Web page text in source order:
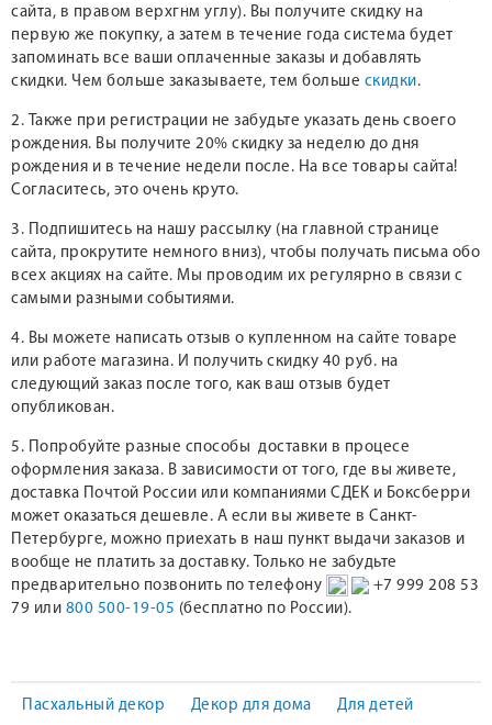
сайта, в правом верхгнм углу). Вы получите скидку на
первую же покупку, а затем в течение года система будет
запоминать все ваши оплаченные заказы и добавлять
скидки. Чем больше заказываете, тем больше скидки.
2. Также при регистрации не забудьте указать день своего
рождения. Вы получите 20% скидку за неделю до дня
рождения и в течение недели после. На все товары сайта!
Согласитесь, это очень круто.
3. Подпишитесь на нашу рассылку (на главной странице
сайта, прокрутите немного вниз), чтобы получать письма обо
всех акциях на сайте. Мы проводим их регулярно в связи с
самыми разными событиями.
4. Вы можете написать отзыв о купленном на сайте товаре
или работе магазина. И получить скидку 40 руб. на
следующий заказ после того, как ваш отзыв будет
опубликован.
5. Попробуйте разные способы доставки в процесе
оформления заказа. В зависимости от того, где вы живете,
доставка Почтой России или компаниями СДЕК и Боксберри
может оказаться дешевле. А если вы живете в Санкт-
Петербурге, можно приехать в наш пункт выдачи заказов и
вообще не платить за доставку. Только не забудьте
предварительно позвонить по телефону
+7 999 208 53
79 или 800 500-19-05 (бесплатно по России).
Пасхальный декор Декор для дома Для детей